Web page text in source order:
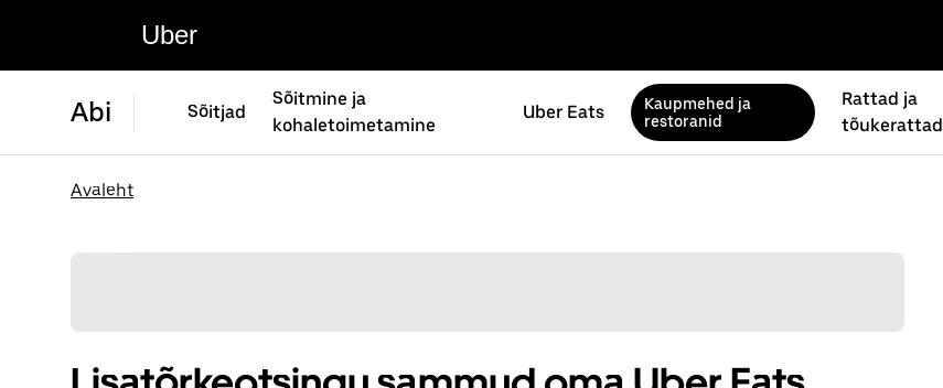
Uber
Abi Sõitjad
Sõitmine ja
kohaletoimetamine
Uber Eats
Kaupmehed ja
restoranid
Rattad ja
tõukerattad
Avaleht